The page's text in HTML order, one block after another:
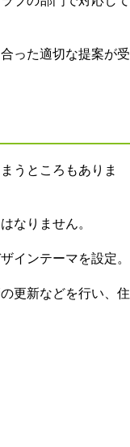
った適切な提案が受
うところもありま
なりません。
インテーマを設定。
更新などを行い、住